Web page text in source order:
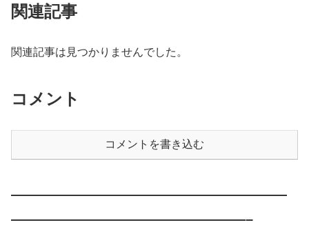
関連記事
関連記事は見つかりませんでした。
コメント
コメントを書き込む
————————————————————
—————————————————–